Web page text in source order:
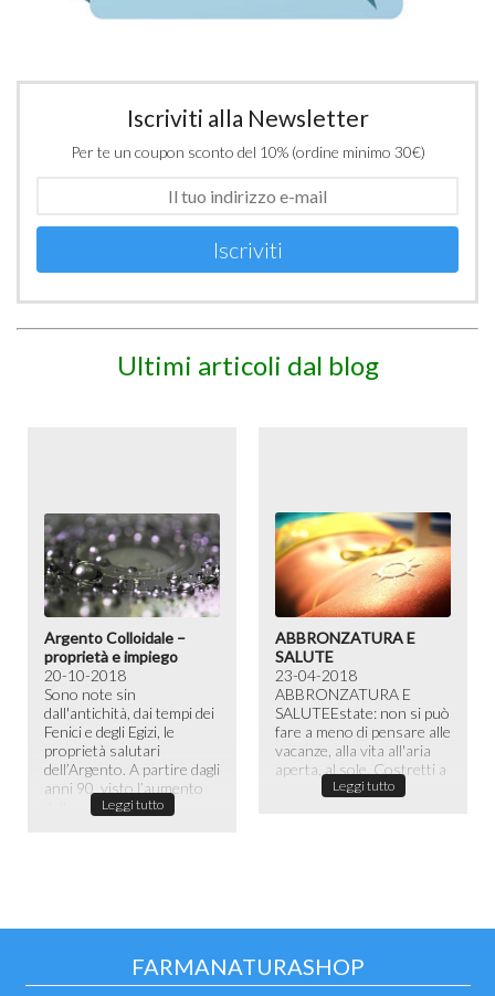
Iscriviti alla Newsletter
Per te un coupon sconto del 10% (ordine minimo 30€)
Iscriviti
Ultimi articoli dal blog
Argento Colloidale –
proprietà e impiego
20-10-2018
Sono note sin
dall'antichità, dai tempi dei
Fenici e degli Egizi, le
proprietà salutari
dell’Argento. A partire dagli
anni 90, visto l’aumento
Leggi tutto
ABBRONZATURA E
SALUTE
23-04-2018
ABBRONZATURA E
SALUTE​ Estate: non si può
fare a meno di pensare alle
vacanze, alla vita all'aria
aperta, al sole. Costretti a
passare la maggior ...
Leggi tutto
FARMANATURASHOP